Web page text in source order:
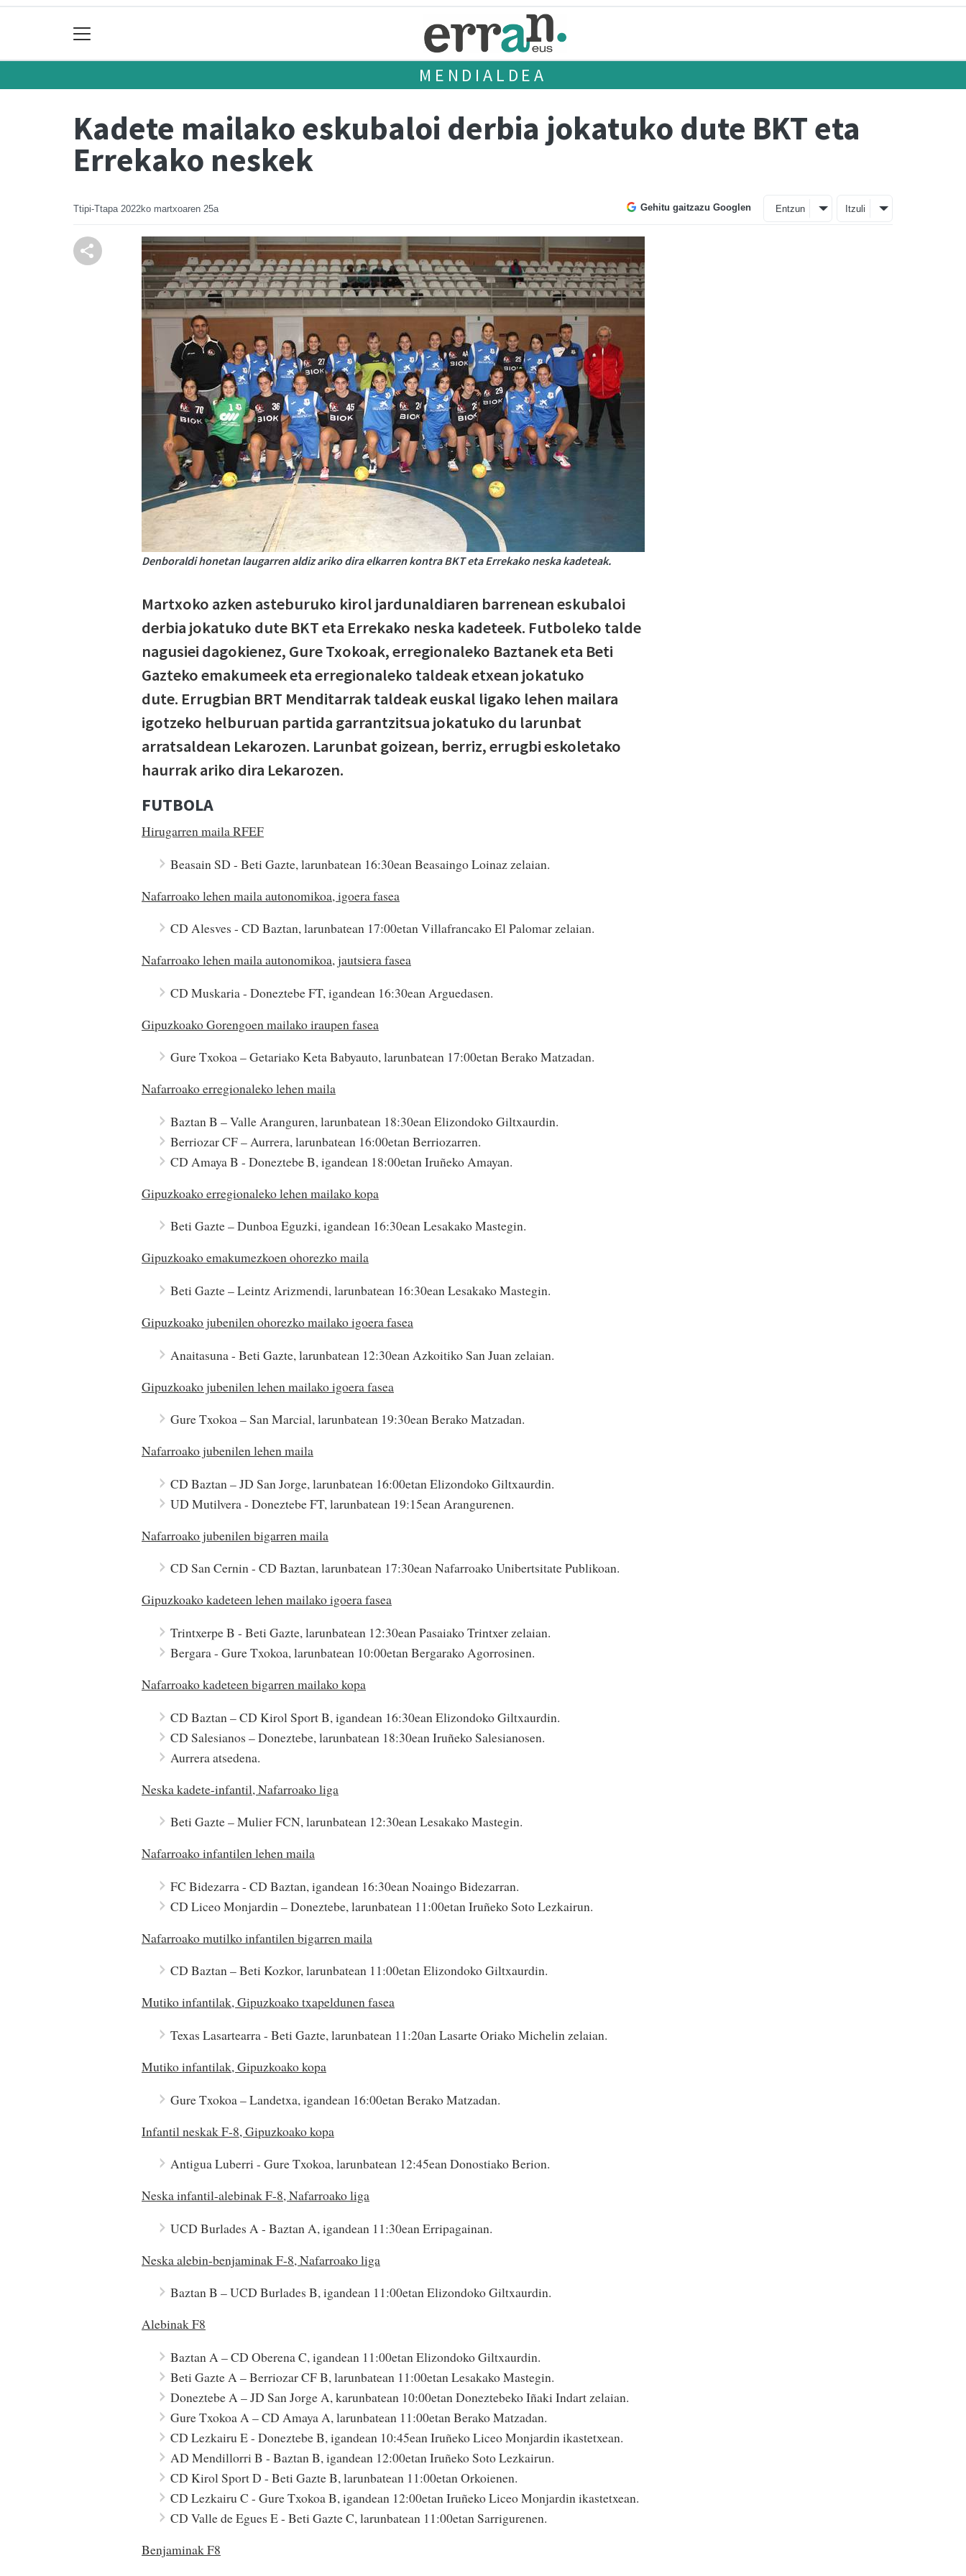
MENDIALDEA
Kadete mailako eskubaloi derbia jokatuko dute BKT eta
Errekako neskek
Ttipi-Ttapa 2022ko martxoaren 25a Gehitu gaitzazu Googlen Entzun Itzuli
Denboraldi honetan laugarren aldiz ariko dira elkarren kontra BKT eta Errekako neska kadeteak.
Martxoko azken asteburuko kirol jardunaldiaren barrenean eskubaloi
derbia jokatuko dute BKT eta Errekako neska kadeteek. Futboleko talde
nagusiei dagokienez, Gure Txokoak, erregionaleko Baztanek eta Beti
Gazteko emakumeek eta erregionaleko taldeak etxean jokatuko
dute. Errugbian BRT Menditarrak taldeak euskal ligako lehen mailara
igotzeko helburuan partida garrantzitsua jokatuko du larunbat
arratsaldean Lekarozen. Larunbat goizean, berriz, errugbi eskoletako
haurrak ariko dira Lekarozen.
FUTBOLA
Hirugarren maila RFEF
Beasain SD - Beti Gazte, larunbatean 16:30ean Beasaingo Loinaz zelaian.
Nafarroako lehen maila autonomikoa, igoera fasea
CD Alesves - CD Baztan, larunbatean 17:00etan Villafrancako El Palomar zelaian.
Nafarroako lehen maila autonomikoa, jautsiera fasea
CD Muskaria - Doneztebe FT, igandean 16:30ean Arguedasen.
Gipuzkoako Gorengoen mailako iraupen fasea
Gure Txokoa – Getariako Keta Babyauto, larunbatean 17:00etan Berako Matzadan.
Nafarroako erregionaleko lehen maila
Baztan B – Valle Aranguren, larunbatean 18:30ean Elizondoko Giltxaurdin.
Berriozar CF – Aurrera, larunbatean 16:00etan Berriozarren.
CD Amaya B - Doneztebe B, igandean 18:00etan Iruñeko Amayan.
Gipuzkoako erregionaleko lehen mailako kopa
Beti Gazte – Dunboa Eguzki, igandean 16:30ean Lesakako Mastegin.
Gipuzkoako emakumezkoen ohorezko maila
Beti Gazte – Leintz Arizmendi, larunbatean 16:30ean Lesakako Mastegin.
Gipuzkoako jubenilen ohorezko mailako igoera fasea
Anaitasuna - Beti Gazte, larunbatean 12:30ean Azkoitiko San Juan zelaian.
Gipuzkoako jubenilen lehen mailako igoera fasea
Gure Txokoa – San Marcial, larunbatean 19:30ean Berako Matzadan.
Nafarroako jubenilen lehen maila
CD Baztan – JD San Jorge, larunbatean 16:00etan Elizondoko Giltxaurdin.
UD Mutilvera - Doneztebe FT, larunbatean 19:15ean Arangurenen.
Nafarroako jubenilen bigarren maila
CD San Cernin - CD Baztan, larunbatean 17:30ean Nafarroako Unibertsitate Publikoan.
Gipuzkoako kadeteen lehen mailako igoera fasea
Trintxerpe B - Beti Gazte, larunbatean 12:30ean Pasaiako Trintxer zelaian.
Bergara - Gure Txokoa, larunbatean 10:00etan Bergarako Agorrosinen.
Nafarroako kadeteen bigarren mailako kopa
CD Baztan – CD Kirol Sport B, igandean 16:30ean Elizondoko Giltxaurdin.
CD Salesianos – Doneztebe, larunbatean 18:30ean Iruñeko Salesianosen.
Aurrera atsedena.
Neska kadete-infantil, Nafarroako liga
Beti Gazte – Mulier FCN, larunbatean 12:30ean Lesakako Mastegin.
Nafarroako infantilen lehen maila
FC Bidezarra - CD Baztan, igandean 16:30ean Noaingo Bidezarran.
CD Liceo Monjardin – Doneztebe, larunbatean 11:00etan Iruñeko Soto Lezkairun.
Nafarroako mutilko infantilen bigarren maila
CD Baztan – Beti Kozkor, larunbatean 11:00etan Elizondoko Giltxaurdin.
Mutiko infantilak, Gipuzkoako txapeldunen fasea
Texas Lasartearra - Beti Gazte, larunbatean 11:20an Lasarte Oriako Michelin zelaian.
Mutiko infantilak, Gipuzkoako kopa
Gure Txokoa – Landetxa, igandean 16:00etan Berako Matzadan.
Infantil neskak F-8, Gipuzkoako kopa
Antigua Luberri - Gure Txokoa, larunbatean 12:45ean Donostiako Berion.
Neska infantil-alebinak F-8, Nafarroako liga
UCD Burlades A - Baztan A, igandean 11:30ean Erripagainan.
Neska alebin-benjaminak F-8, Nafarroako liga
Baztan B – UCD Burlades B, igandean 11:00etan Elizondoko Giltxaurdin.
Alebinak F8
Baztan A – CD Oberena C, igandean 11:00etan Elizondoko Giltxaurdin.
Beti Gazte A – Berriozar CF B, larunbatean 11:00etan Lesakako Mastegin.
Doneztebe A – JD San Jorge A, karunbatean 10:00etan Doneztebeko Iñaki Indart zelaian.
Gure Txokoa A – CD Amaya A, larunbatean 11:00etan Berako Matzadan.
CD Lezkairu E - Doneztebe B, igandean 10:45ean Iruñeko Liceo Monjardin ikastetxean.
AD Mendillorri B - Baztan B, igandean 12:00etan Iruñeko Soto Lezkairun.
CD Kirol Sport D - Beti Gazte B, larunbatean 11:00etan Orkoienen.
CD Lezkairu C - Gure Txokoa B, igandean 12:00etan Iruñeko Liceo Monjardin ikastetxean.
CD Valle de Egues E - Beti Gazte C, larunbatean 11:00etan Sarrigurenen.
Benjaminak F8